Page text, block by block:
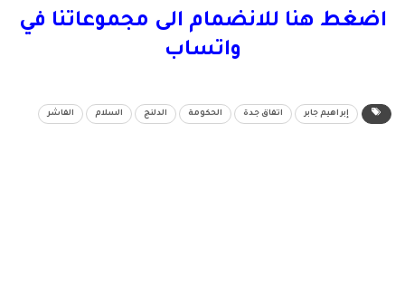
اضغط هنا للانضمام الى مجموعاتنا في
واتساب
إبراهيم جابر اتفاق جدة الحكومة الدلنج السلام الفاشر